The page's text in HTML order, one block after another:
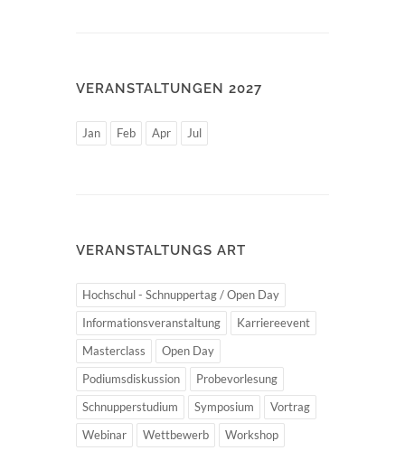
VERANSTALTUNGEN 2027
Jan Feb Apr Jul
VERANSTALTUNGS ART
Hochschul - Schnuppertag / Open Day
Informationsveranstaltung
Karriereevent
Masterclass
Open Day
Podiumsdiskussion
Probevorlesung
Schnupperstudium
Symposium
Vortrag
Webinar
Wettbewerb Workshop